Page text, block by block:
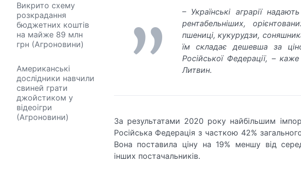
Викрито схему
розкрадання
бюджетних коштів
на майже 89 млн
грн (Агроновини)
Американські
дослідники навчили
свиней грати
джойстиком у
відеоігри
(Агроновини)
– Українські аграрії
рентабельніших,
пшениці, кукурудзи,
їм складає дешевша за
Російської Федерації, –
Литвин.
За результатами 2020 року найбільшим
Російська Федерація з часткою 42%
Вона поставила ціну на 19% меншу від
інших постачальників.